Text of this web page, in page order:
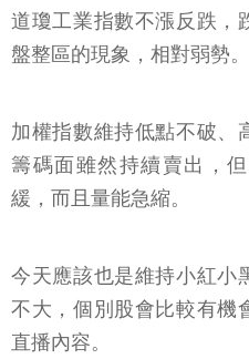
道瓊工業指數不漲反跌，
盤整區的現象，相對弱勢。
加權指數維持低點不破、
籌碼面雖然持續賣出，
緩，而且量能急縮。
今天應該也是維持小紅小
不大，個別股會比較有機
直播內容。